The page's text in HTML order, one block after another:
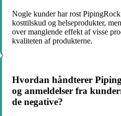
Nogle kunder har rost
kosttilskud og helseprodukter,
over manglende effekt af visse
kvaliteten af produkterne.
Hvordan håndterer
og anmeldelser fra
de negative?